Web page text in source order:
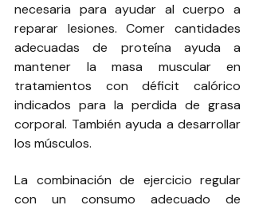
necesaria para ayudar al cuerpo a
reparar lesiones. Comer cantidades
adecuadas de proteína ayuda a
mantener la masa muscular en
tratamientos con déficit calórico
indicados para la perdida de grasa
corporal. También ayuda a desarrollar
los músculos.
La combinación de ejercicio regular
con un consumo adecuado de